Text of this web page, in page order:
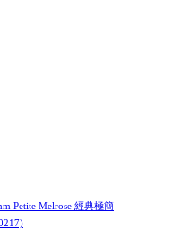
Petite Melrose 經典極簡